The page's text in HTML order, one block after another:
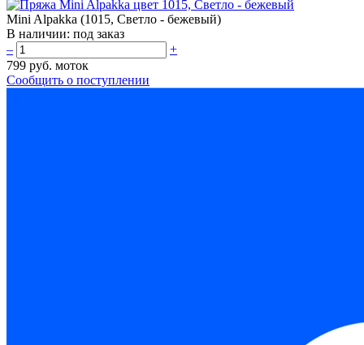
Mini Alpakka (1015, Светло - бежевый)
В наличии: под заказ
–
+
799 руб. моток
Сообщить о поступлении